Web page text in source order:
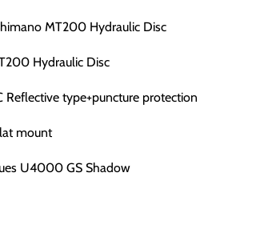
MT200 Hydraulic Disc
Hydraulic Disc
Reflective type+puncture protection
mount
U4000 GS Shadow